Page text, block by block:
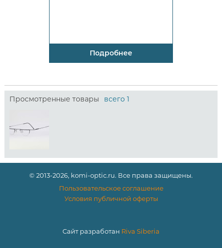
Подробнее
Просмотренные товары всего 1
© 2013-2026, komi-optic.ru. Все права защищены.
Пользовательское соглашение
Условия публичной оферты
Сайт разработан Riva Siberia